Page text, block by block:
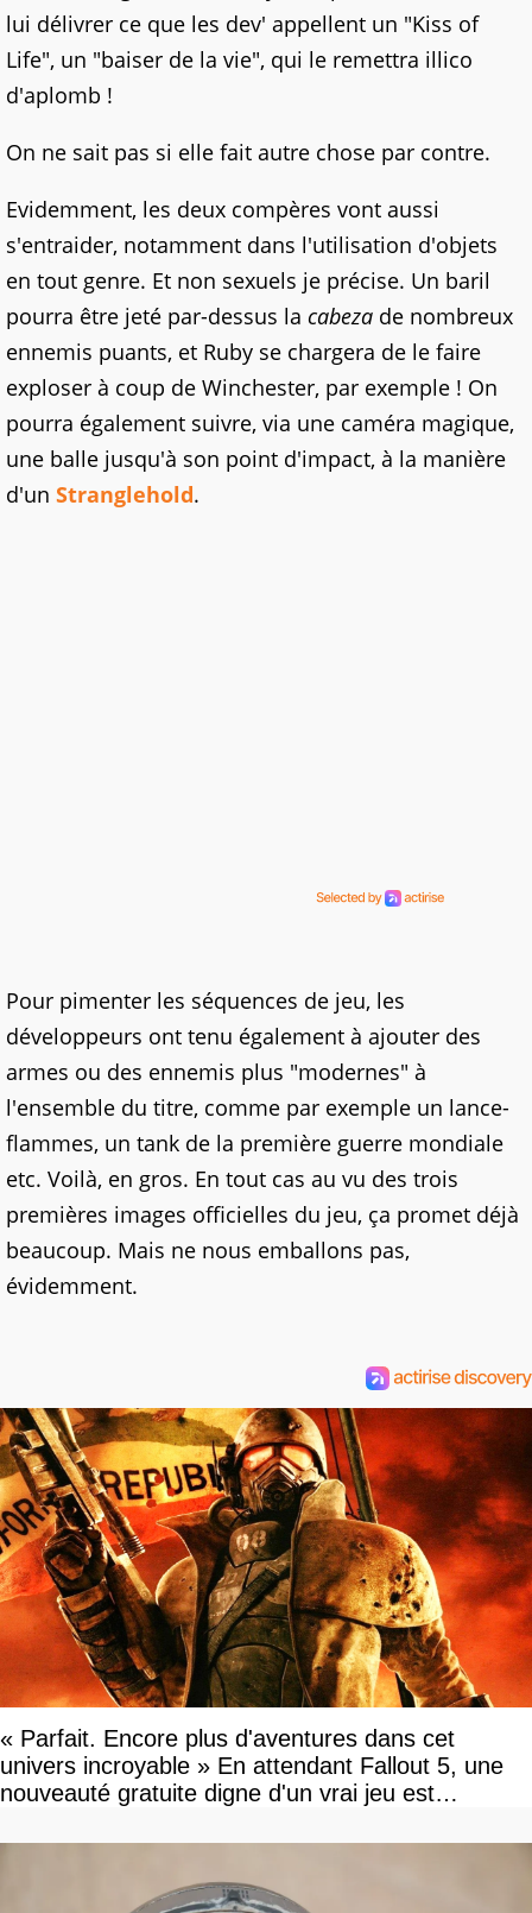
lui délivrer ce que les dev' appellent un "Kiss of
Life", un "baiser de la vie", qui le remettra illico
d'aplomb !
On ne sait pas si elle fait autre chose par contre.
Evidemment, les deux compères vont aussi
s'entraider, notamment dans l'utilisation d'objets
en tout genre. Et non sexuels je précise. Un baril
pourra être jeté par-dessus la cabeza de nombreux
ennemis puants, et Ruby se chargera de le faire
exploser à coup de Winchester, par exemple ! On
pourra également suivre, via une caméra magique,
une balle jusqu'à son point d'impact, à la manière
d'un Stranglehold.
Pour pimenter les séquences de jeu, les
développeurs ont tenu également à ajouter des
armes ou des ennemis plus "modernes" à
l'ensemble du titre, comme par exemple un lance-
flammes, un tank de la première guerre mondiale
etc. Voilà, en gros. En tout cas au vu des trois
premières images officielles du jeu, ça promet déjà
beaucoup. Mais ne nous emballons pas,
évidemment.
« Parfait. Encore plus d'aventures dans cet
univers incroyable » En attendant Fallout 5, une
nouveauté gratuite digne d'un vrai jeu est